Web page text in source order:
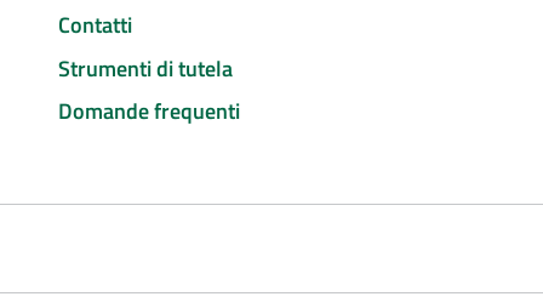
Contatti
Strumenti di tutela
Domande frequenti